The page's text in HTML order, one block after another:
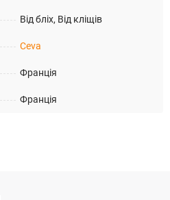
Від бліх, Від кліщів
Ceva
Франція
Франція